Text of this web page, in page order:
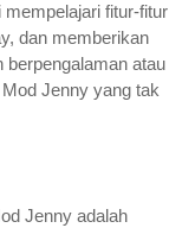
fitur-fitur
dan memberikan
berpengalaman atau
Jenny yang tak
Jenny adalah